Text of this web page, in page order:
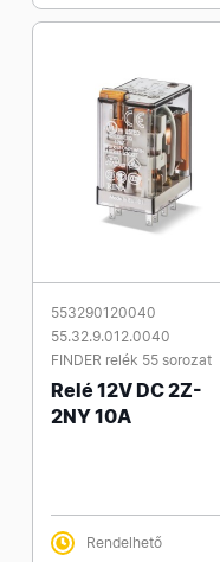
553290120040
55.32.9.012.0040
FINDER relék 55 sorozat
Relé 12V DC 2Z-
2NY 10A
Rendelhető